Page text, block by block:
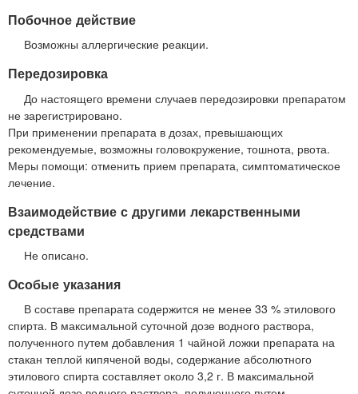
Побочное действие
Возможны аллергические реакции.
Передозировка
До настоящего времени случаев передозировки препаратом
не зарегистрировано.
При применении препарата в дозах, превышающих
рекомендуемые, возможны головокружение, тошнота, рвота.
Меры помощи: отменить прием препарата, симптоматическое
лечение.
Взаимодействие с другими лекарственными
средствами
Не описано.
Особые указания
В составе препарата содержится не менее 33 % этилового
спирта. В максимальной суточной дозе водного раствора,
полученного путем добавления 1 чайной ложки препарата на
стакан теплой кипяченой воды, содержание абсолютного
этилового спирта составляет около 3,2 г. В максимальной